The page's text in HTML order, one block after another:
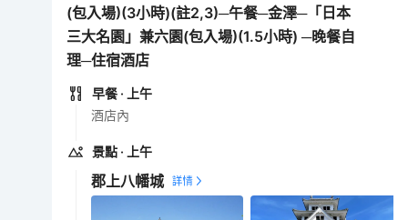
(包入場)(3小時)(註2,3)─午餐─金澤─「日本
三大名園」兼六園(包入場)(1.5小時) ─晚餐自
理─住宿酒店
早餐 · 上午
酒店內
景點 · 上午
郡上八幡城